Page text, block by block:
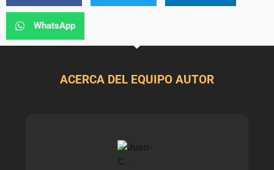
WhatsApp
ACERCA DEL EQUIPO AUTOR